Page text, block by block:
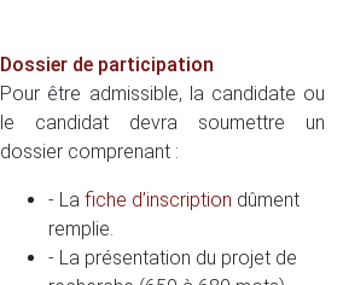
Dossier de participation
Pour être admissible, la candidate ou
le candidat devra soumettre un
dossier comprenant :
- Lafiche d’inscription dûment
remplie.
- La présentation du projet de